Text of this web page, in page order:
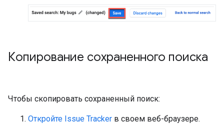
Копирование сохраненного поиска
Чтобы скопировать сохраненный поиск:
Откройте Issue Tracker в своем веб-браузере.